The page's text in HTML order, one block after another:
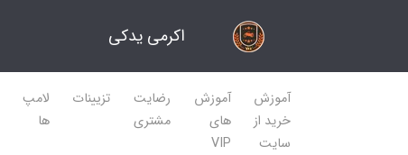
اکرمی یدکی
آموزش
خرید از
سایت
آموزش
های
VIP
رضایت
مشتری
تزیینات
لامپ
ها